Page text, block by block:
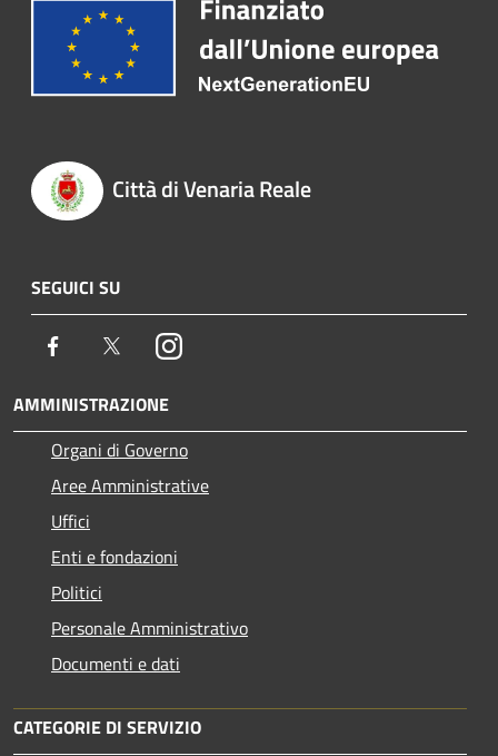
Città di Venaria Reale
SEGUICI SU
Facebook TwitterInstagram
AMMINISTRAZIONE
Organi di Governo
Aree Amministrative
Uffici
Enti e fondazioni
Politici
Personale Amministrativo
Documenti e dati
CATEGORIE DI SERVIZIO